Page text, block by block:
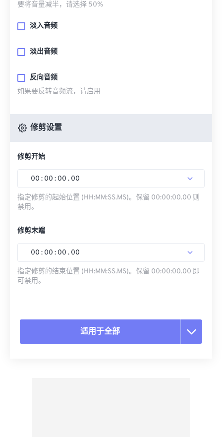
要将音量减半，请选择 50%
淡入音频
淡出音频
反向音频
如果要反转音频流，请启用
修剪设置
修剪开始
00 : 00 : 00 . 00
指定修剪的起始位置 (HH:MM:SS.MS)。保留 00:00:00.00 则
禁用。
修剪末端
00 : 00 : 00 . 00
指定修剪的结束位置 (HH:MM:SS.MS)。保留 00:00:00.00 即
可禁用。
适用于全部